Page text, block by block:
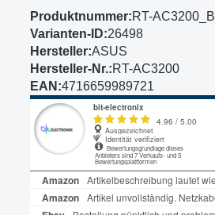
Produktnummer:RT-AC3200_B
Varianten-ID:26498
Hersteller:ASUS
Hersteller-Nr.:RT-AC3200
EAN:4716659989721